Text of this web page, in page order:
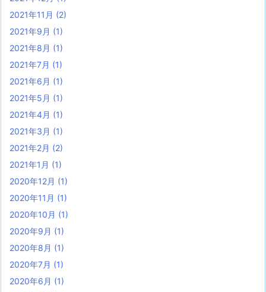
2021年11月 (2)
2021年9月 (1)
2021年8月 (1)
2021年7月 (1)
2021年6月 (1)
2021年5月 (1)
2021年4月 (1)
2021年3月 (1)
2021年2月 (2)
2021年1月 (1)
2020年12月 (1)
2020年11月 (1)
2020年10月 (1)
2020年9月 (1)
2020年8月 (1)
2020年7月 (1)
2020年6月 (1)